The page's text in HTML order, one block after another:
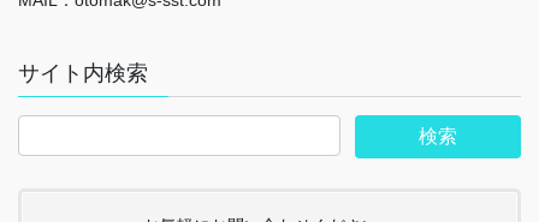
サイト内検索